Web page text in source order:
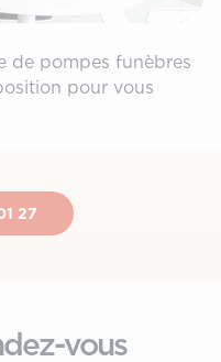
de pompes funèbres
pour vous
27
vous